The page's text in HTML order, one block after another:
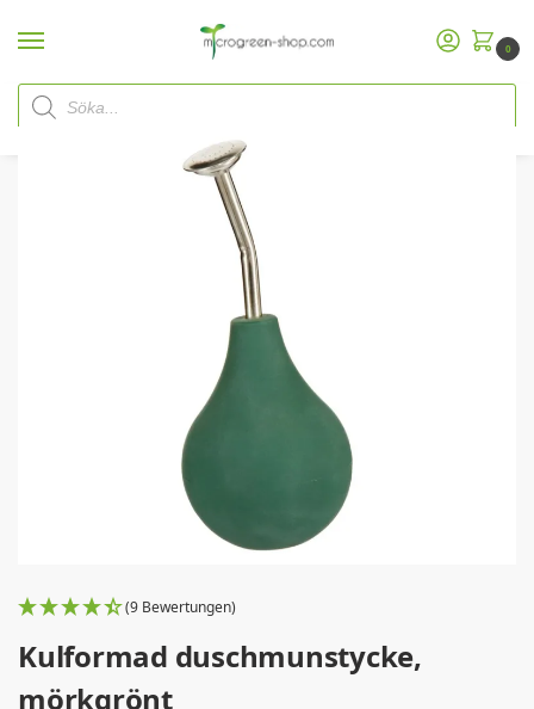
0
Hem Microgreen Shop
(9 Bewertungen)
Kulformad duschmunstycke,
mörkgrönt